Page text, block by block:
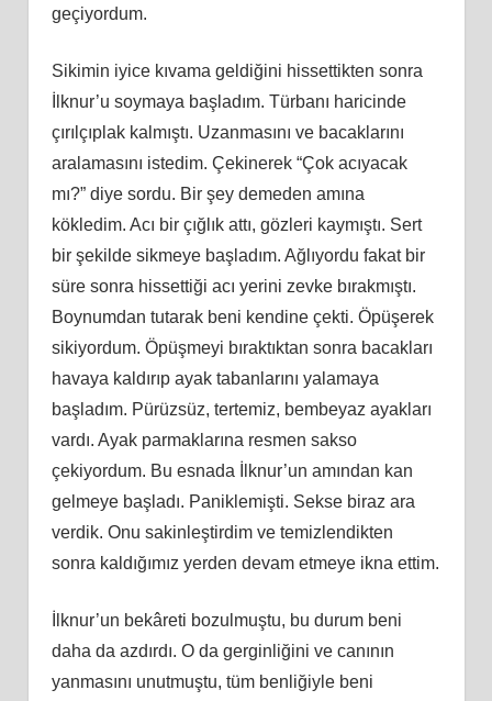
geçiyordum.
Sikimin iyice kıvama geldiğini hissettikten sonra
İlknur’u soymaya başladım. Türbanı haricinde
çırılçıplak kalmıştı. Uzanmasını ve bacaklarını
aralamasını istedim. Çekinerek “Çok acıyacak
mı?” diye sordu. Bir şey demeden amına
kökledim. Acı bir çığlık attı, gözleri kaymıştı. Sert
bir şekilde sikmeye başladım. Ağlıyordu fakat bir
süre sonra hissettiği acı yerini zevke bırakmıştı.
Boynumdan tutarak beni kendine çekti. Öpüşerek
sikiyordum. Öpüşmeyi bıraktıktan sonra bacakları
havaya kaldırıp ayak tabanlarını yalamaya
başladım. Pürüzsüz, tertemiz, bembeyaz ayakları
vardı. Ayak parmaklarına resmen sakso
çekiyordum. Bu esnada İlknur’un amından kan
gelmeye başladı. Paniklemişti. Sekse biraz ara
verdik. Onu sakinleştirdim ve temizlendikten
sonra kaldığımız yerden devam etmeye ikna ettim.
İlknur’un bekâreti bozulmuştu, bu durum beni
daha da azdırdı. O da gerginliğini ve canının
yanmasını unutmuştu, tüm benliğiyle beni